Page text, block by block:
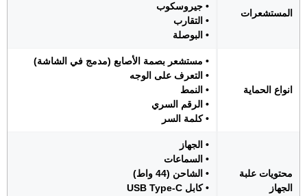
المستشعرات
• جيروسكوب
• التقارب
• البوصلة
انواع الحماية
• مستشعر بصمة الأصابع (مدمج في الشاشة)
• التعرف على الوجه
• النمط
• الرقم السري
• كلمة السر
محتويات علبة
الجهاز
• الجهاز
• السماعات
• الشاحن (44 واط)
• كابل USB Type-C